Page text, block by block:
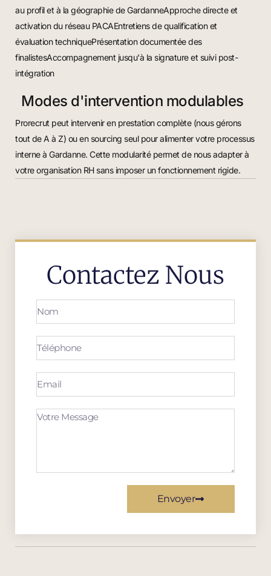
au profil et à la géographie de GardanneApproche directe et
activation du réseau PACAEntretiens de qualification et
évaluation techniquePrésentation documentée des
finalistesAccompagnement jusqu'à la signature et suivi post-
intégration
Modes d'intervention modulables
Prorecrut peut intervenir en prestation complète (nous gérons
tout de A à Z) ou en sourcing seul pour alimenter votre processus
interne à Gardanne. Cette modularité permet de nous adapter à
votre organisation RH sans imposer un fonctionnement rigide.
Contactez Nous
Envoyer